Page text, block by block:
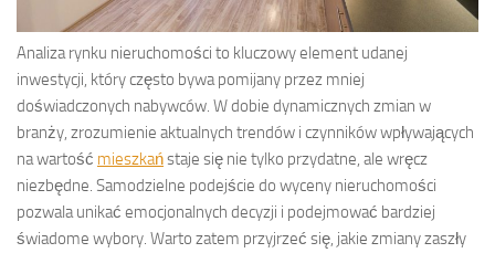
Analiza rynku nieruchomości to kluczowy element udanej
inwestycji, który często bywa pomijany przez mniej
doświadczonych nabywców. W dobie dynamicznych zmian w
branży, zrozumienie aktualnych trendów i czynników wpływających
na wartość mieszkaństaje się nie tylko przydatne, ale wręcz
niezbędne. Samodzielne podejście do wyceny nieruchomości
pozwala unikać emocjonalnych decyzji i podejmować bardziej
świadome wybory. Warto zatem przyjrzeć się, jakie zmiany zaszły